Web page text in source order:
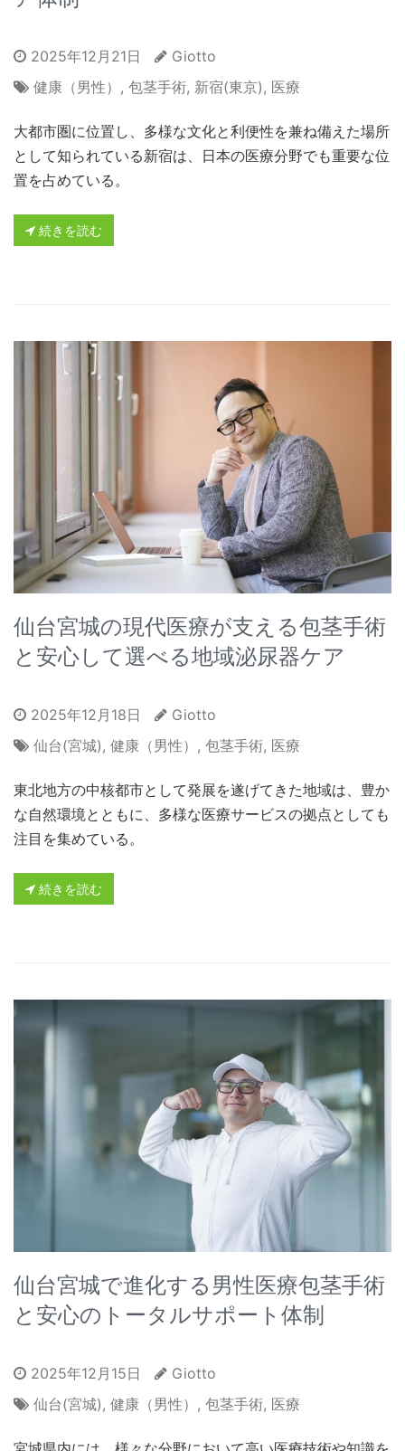
2025年12月21日
Giotto
健康（男性） , 包茎手術, 新宿(東京), 医療
大都市圏に位置し、多様な文化と利便性を兼ね備えた場所
として知られている新宿は、日本の医療分野でも重要な位
置を占めている。
続きを読む
仙台宮城の現代医療が支える包茎手術
と安心して選べる地域泌尿器ケア
2025年12月18日
Giotto
仙台(宮城), 健康（男性） , 包茎手術, 医療
東北地方の中核都市として発展を遂げてきた地域は、豊か
な自然環境とともに、多様な医療サービスの拠点としても
注目を集めている。
続きを読む
仙台宮城で進化する男性医療包茎手術
と安心のトータルサポート体制
2025年12月15日
Giotto
仙台(宮城) , 健康（男性） , 包茎手術, 医療